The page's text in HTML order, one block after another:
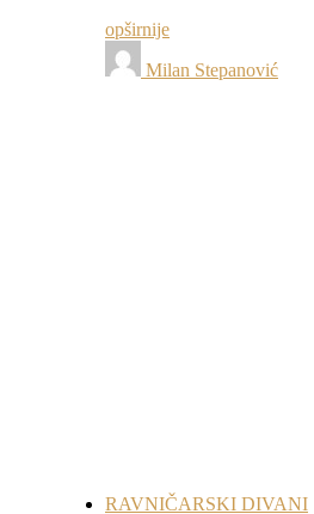
opširnije
Milan Stepanović
RAVNIČARSKI DIVANI